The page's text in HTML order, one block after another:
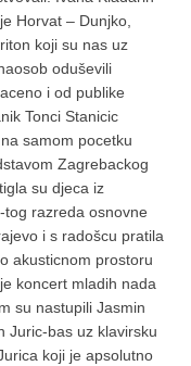
Horvat – Dunjko,
koji su nas uz
oduševili
i od publike
Tonci Stanicic
samom pocetku
Zagrebackog
su djeca iz
razreda osnovne
i s radošcu pratila
akusticnom prostoru
koncert mladih nada
su nastupili Jasmin
Juric-bas uz klavirsku
koji je apsolutno